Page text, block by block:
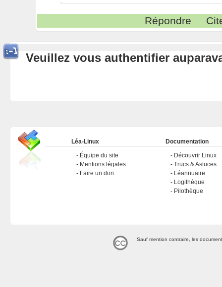
Répondre
Veuillez vous authentifier
Léa-Linux
Équipe du site
Mentions légales
Faire un don
Documentation
Découvrir Linux
Trucs & Astuces
Léannuaire
Logithèque
Pilothèque
Sauf mention contraire, les